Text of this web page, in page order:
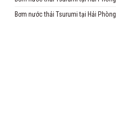
Bơm nước thải Tsurumi tại Hải Phòng